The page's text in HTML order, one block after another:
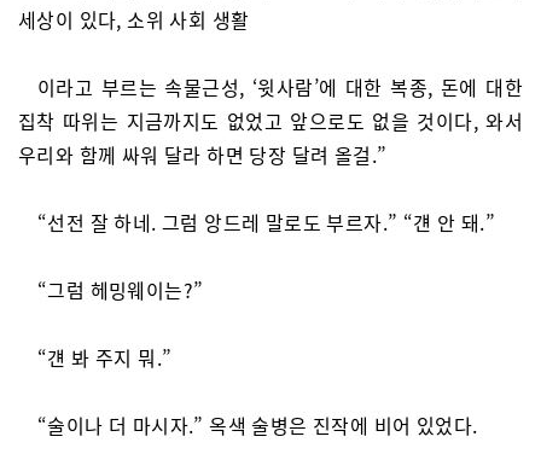
세상이 있다, 소위 사회 생활
이라고 부르는 속물근성, ‘윗사람’에 대한 복종, 돈에 대한
집착 따위는 지금까지도 없었고 앞으로도 없을 것이다, 와서
우리와 함께 싸워 달라 하면 당장 달려 올걸.”
“선전 잘 하네. 그럼 앙드레 말로도 부르자.” “걘 안 돼.”
“그럼 헤밍웨이는?”
“걘 봐 주지 뭐.”
“술이나 더 마시자.” 옥색 술병은 진작에 비어 있었다.